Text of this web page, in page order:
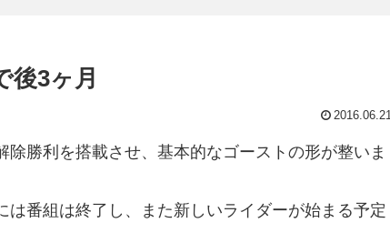
後3ヶ月
2016.06.21
勝利を搭載させ、基本的なゴーストの形が整いま
番組は終了し、また新しいライダーが始まる予定